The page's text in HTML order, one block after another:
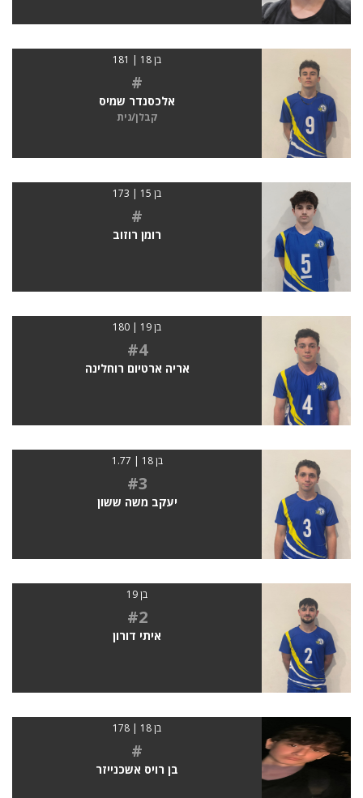
בן 18 | 181
#
אלכסנדר שמיס
קבלן/נית
בן 15 | 173
#
רומן רוזוב
בן 19 | 180
#4
אריה ארטיום רוחלינה
בן 18 | 1.77
#3
יעקב משה ששון
בן 19
#2
איתי דורון
בן 18 | 178
#
בן רויס אשכנייזר